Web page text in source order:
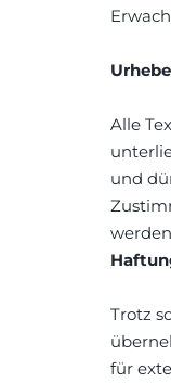
Alle
und
Trotz
für